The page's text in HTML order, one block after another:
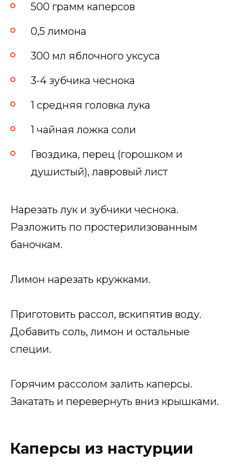
500 грамм каперсов
0,5 лимона
300 мл яблочного уксуса
3-4 зубчика чеснока
1 средняя головка лука
1 чайная ложка соли
Гвоздика, перец (горошком и
душистый), лавровый лист
Нарезать лук и зубчики чеснока.
Разложить по простерилизованным
баночкам.
Лимон нарезать кружками.
Приготовить рассол, вскипятив воду.
Добавить соль, лимон и остальные
специи.
Горячим рассолом залить каперсы.
Закатать и перевернуть вниз крышками.
Каперсы из настурции